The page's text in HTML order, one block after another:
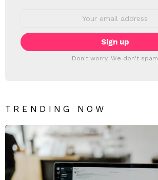
Don't worry. We don't spam
TRENDING NOW